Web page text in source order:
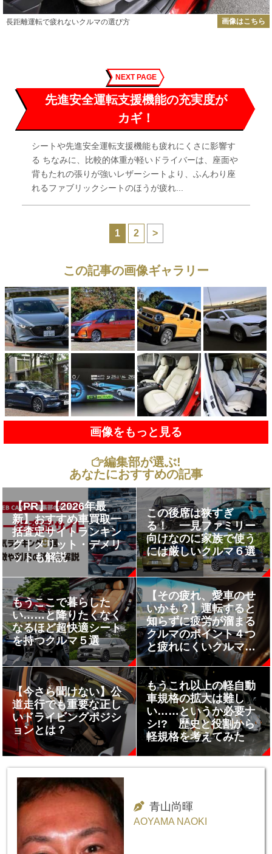
長距離運転で疲れないクルマの選び方 画像はこちら
NEXT PAGE
先進安全運転支援機能の充実度が
カギ！
シートや先進安全運転支援機能も疲れにくさに影響す
る ちなみに、比較的体重が軽いドライバーは、座面や
背もたれの張りが強いレザーシートより、ふんわり座
れるファブリックシートのほうが疲れ...
1 2 >
この記事の画像ギャラリー
画像をもっと見る
編集部が選ぶ!
あなたにおすすめの記事
【PR】【2026年最
新】おすすめ車買取一
括査定サイトランキン
グ｜メリット・デメリ
ットも解説
この後席は狭すぎ
る！ 一見ファミリー
向けなのに家族で使う
には厳しいクルマ６選
もうここで暮らした
い……と降りたくなく
なるほど超快適シート
を持つクルマ５選
【その疲れ、愛車のせ
いかも？】運転すると
知らずに疲労が溜まる
クルマのポイント４つ
と疲れにくいクルマの
選び方
【今さら聞けない】公
道走行でも重要な正し
いドライビングポジシ
ョンとは？
もうこれ以上の軽自動
車規格の拡大は難し
い……というか必要ナ
シ!? 歴史と役割から
軽規格を考えてみた
青山尚暉
AOYAMA NAOKI